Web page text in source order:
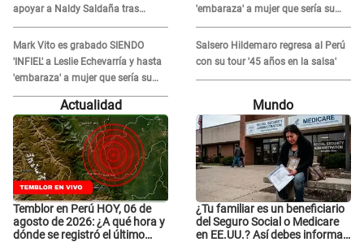
apoyar a Naldy Saldaña tras
denuncia en 'La Bella Luz': "¿Te
comieron la lengua?"
Mark Vito es grabado SIENDO
'INFIEL' a Leslie Echevarría y hasta
'embaraza' a mujer que sería su
AMANTE: "¡Eres un desgraciado! "
'embaraza' a mujer que sería su
AMANTE: "¡Eres un desgraciado! "
Salsero Hildemaro regresa al Perú
con su tour '45 años en la salsa'
Actualidad
Temblor en Perú HOY, 06 de
agosto de 2026: ¿A qué hora y
dónde se registró el último
Mundo
¿Tu familiar es un beneficiario
del Seguro Social o Medicare
en EE.UU.? Así debes informar